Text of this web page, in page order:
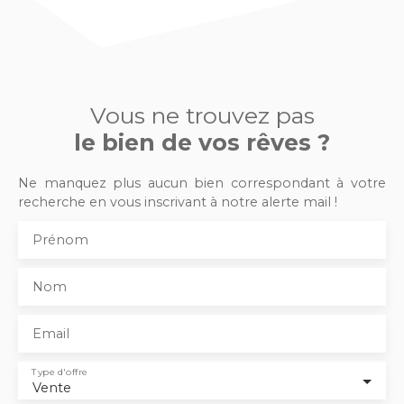
Vous ne trouvez pas
le bien de vos rêves ?
Ne manquez plus aucun bien correspondant à votre
recherche en vous inscrivant à notre alerte mail !
Prénom
Nom
Email
Vente
Type d'offre